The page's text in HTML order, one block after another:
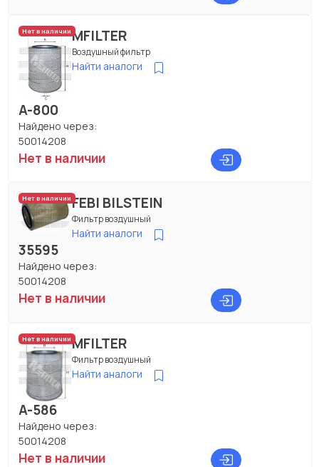
Нет в наличииMFILTER
Воздушный фильтр
Найти аналоги
A-800
Найдено через:
50014208
Нет в наличии
Нет в наличииFEBI BILSTEIN
Фильтр воздушный
Найти аналоги
35595
Найдено через:
50014208
Нет в наличии
Нет в наличииMFILTER
Фильтр воздушный
Найти аналоги
A-586
Найдено через:
50014208
Нет в наличии